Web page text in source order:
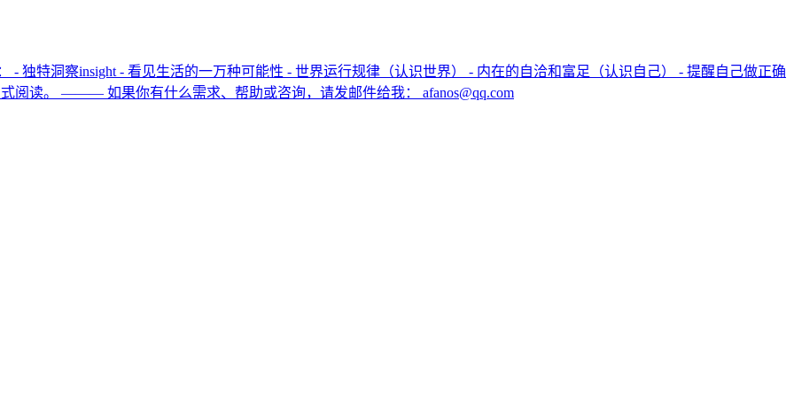
独特洞察insight - 看见生活的一万种可能性 - 世界运行规律（认识世界） - 内在的自洽和富足（认识自己） - 提醒自己做正确
阅读。 ——— 如果你有什么需求、帮助或咨询，请发邮件给我： afanos@qq.com